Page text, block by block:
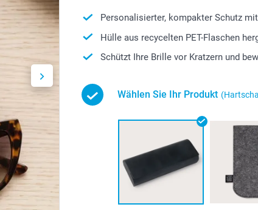
Personalisierter, kompakter Schutz
Hülle aus recycelten PET-Flaschen
Schützt Ihre Brille vor Kratzern und
Wählen Sie Ihr Produkt